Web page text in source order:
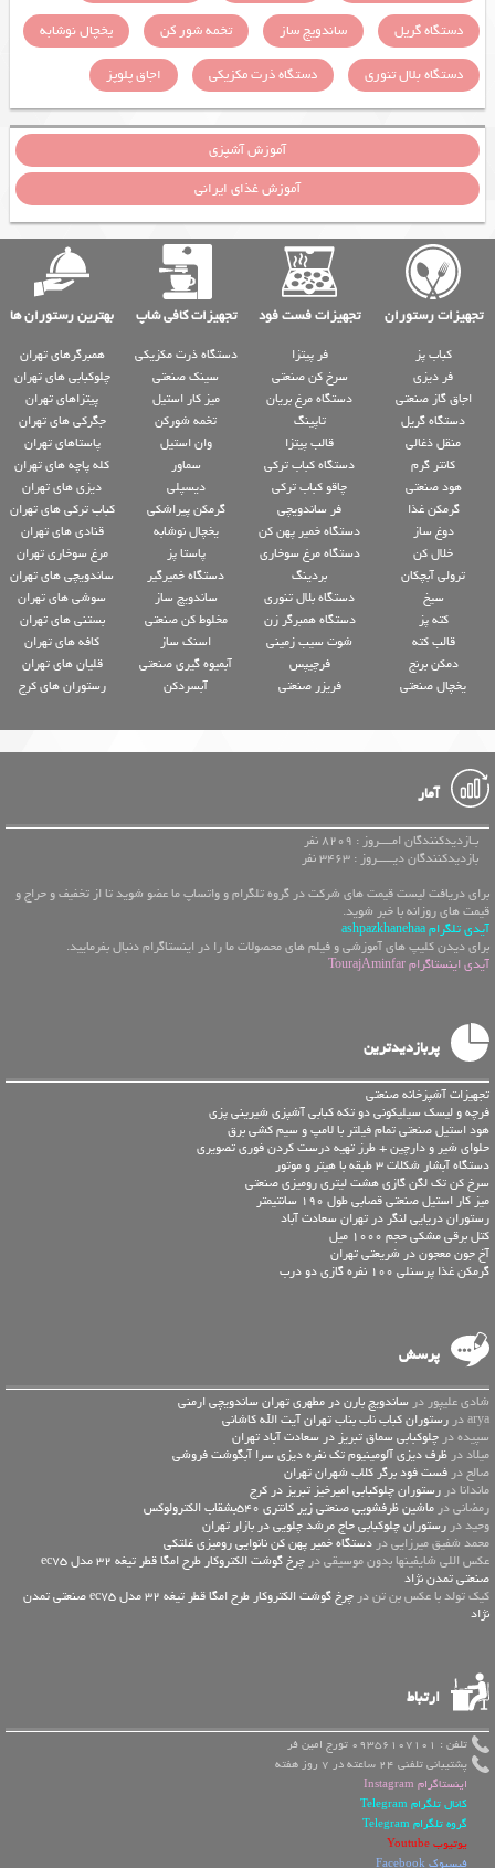
دستگاه گریل
ساندویچ ساز تخمه شور کن
یخچال نوشابه
دستگاه بلال تنوری
دستگاه ذرت مکزیکی اجاق پلوپز
آموزش آشپزی
آموزش غذای ایرانی
تجهیزات رستوران تجهیزات فست فود تجهیزات کافی شاپ بهترین رستوران ها
کباب پز
فر دیزی
اجاق گاز صنعتی
دستگاه گریل
منقل ذغالی
کانتر گرم
هود صنعتی
گرمکن غذا
دوغ ساز
خلال کن
ترولی آبچکان
سیخ
کته پز
قالب کته
دمکن برنج
یخچال صنعتی
فر پیتزا
سرخ کن صنعتی
دستگاه مرغ بریان
تاپینگ
قالب پیتزا
دستگاه کباب ترکی
چاقو کباب ترکی
فر ساندویچی
دستگاه خمیر پهن کن
دستگاه مرغ سوخاری
بردینگ
دستگاه بلال تنوری
دستگاه همبرگر زن
شوت سیب زمینی
فرچیپس
فریزر صنعتی
دستگاه ذرت مکزیکی
سینک صنعتی
میز کار استیل
تخمه شورکن
وان استیل
سماور
دیسپلی
گرمکن پیراشکی
یخچال نوشابه
پاستا پز
دستگاه خمیرگیر
ساندویچ ساز
مخلوط کن صنعتی
اسنک ساز
آبمیوه گیری صنعتی
آبسردکن
همبرگرهای تهران
چلوکبابی های تهران
پیتزاهای تهران
جگرکی های تهران
پاستاهای تهران
کله پاچه های تهران
دیزی های تهران
کباب ترکی های تهران
قنادی های تهران
مرغ سوخاری تهران
ساندویچی های تهران
سوشی های تهران
بستنی های تهران
کافه های تهران
قلیان های تهران
رستوران های کرج
آمار
بـازدیدکنندگان امــــروز : 8209 نفر
بازدیدکنندگان دیـــــروز : 3463 نفر
برای دریافت لیست قیمت های شرکت در گروه تلگرام و واتساپ ما عضو شوید تا از تخفیف و حراج و
قیمت های روزانه با خبر شوید.
آیدی تلگرام ashpazkhanehaa
برای دیدن کلیپ های آموزشی و فیلم های محصولات ما را در اینستاگرام دنبال بفرمایید.
آیدی اینستاگرام TourajAminfar
پربازدیدترین
تجهیزات آشپزخانه صنعتی
فرچه و لیسک سیلیکونی دو تکه کبابی آشپزی شیرینی پزی
هود استیل صنعتی تمام فیلتر با لامپ و سیم کشی برق
حلوای شیر و دارچین + طرز تهیه درست كردن فوری تصویری
دستگاه آبشار شکلات 3 طبقه با هیتر و موتور
سرخ کن تک لگن گازی هشت لیتری رومیزی صنعتی
میز کار استیل صنعتی قصابی طول 190 سانتیمتر
رستوران دریایی لنگر در تهران سعادت آباد
کتل برقی مشکی حجم 1000 میل
آخ جون معجون در شریعتی تهران
گرمکن غذا پرسنلی 100 نفره گازی دو درب
پرسش
شادی علیپور در ساندویچ بارن در مطهری تهران ساندویچی ارمنی
arya در
رستوران کباب ناب بناب تهران آیت الله کاشانی
سپیده در چلوکبابی سماق تبریز در سعادت آباد تهران
میلاد در ظرف دیزی آلومینیوم تک نفره دیزی سرا آبگوشت فروشی
صالح در فست فود برگر کلاب شهران تهران
ماندانا در رستوران چلوکبابی امیرخیز تبریز در کرج
رمضانی در ماشین ظرفشویی صنعتی زیر کانتری 540بشقاب الکترولوکس
وحید در رستوران چلوکبابی حاج مرشد چلویی در بازار تهران
محمد شفیق میرزایی در دستگاه خمیر پهن کن نانوایی رومیزی غلتکی
عكس اللي شايفينها بدون موسيقى در
چرخ گوشت الکتروکار طرح امگا قطر تیغه 32 مدل ec75
صنعتی تمدن نژاد
کیک تولد با عکس بن تن در
چرخ گوشت الکتروکار طرح امگا قطر تیغه 32 مدل ec75 صنعتی تمدن
نژاد
ارتباط
تلفن : 09356107101 تورج امین فر
پشتیبانی تلفنی 24 ساعته در 7 روز هفته
اینستاگرام Instagram
کانال تلگرام Telegram
گروه تلگرام Telegram
یوتیوب Youtube
فیسبوک Facebook